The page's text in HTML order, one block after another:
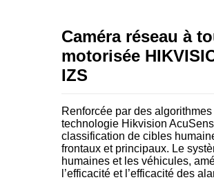
Caméra réseau à
motorisée
IZS
Renforcée par des
technologie Hikvision
classification de cibles
frontaux et principaux. Le
humaines et les véhicules,
l’efficacité et l’efficacité des